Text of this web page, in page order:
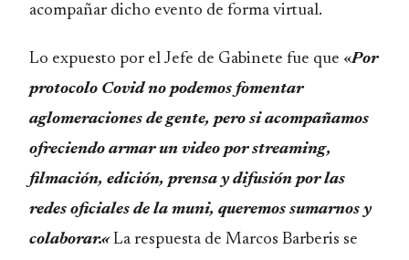
acompañar dicho evento de forma virtual.
Lo expuesto por el Jefe de Gabinete fue que «Por
protocolo Covid no podemos fomentar
aglomeraciones de gente, pero si acompañamos
ofreciendo armar un video por streaming,
filmación, edición, prensa y difusión por las
redes oficiales de la muni, queremos sumarnos y
colaborar.«La respuesta de Marcos Barberis se